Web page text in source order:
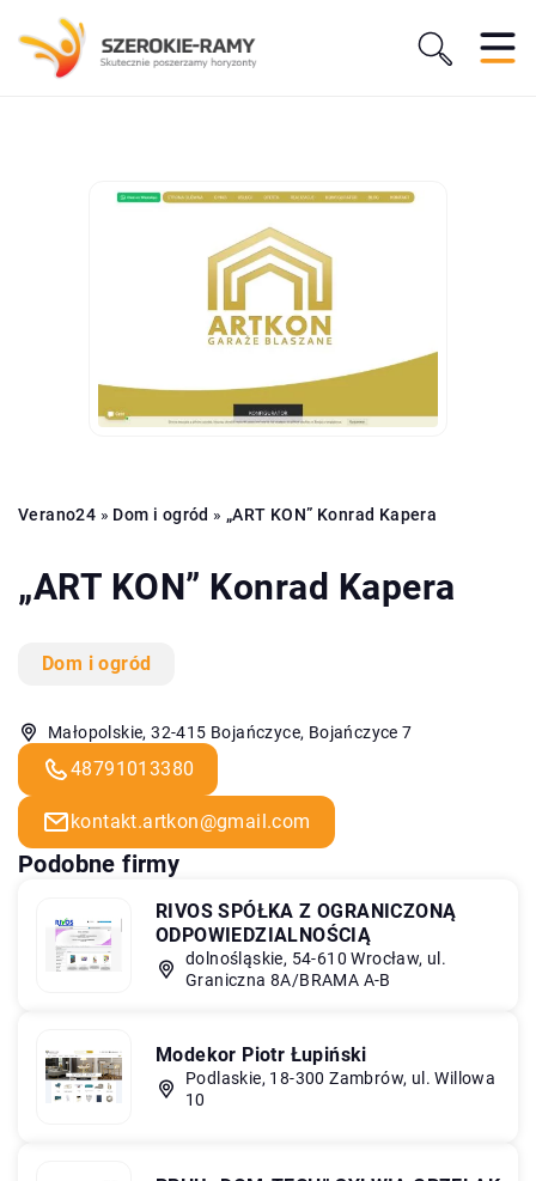
Verano24 » Dom i ogród » „ART KON” Konrad Kapera
„ART KON” Konrad Kapera
Dom i ogród
Małopolskie, 32-415 Bojańczyce, Bojańczyce 7
48791013380
kontakt.artkon@gmail.com
Podobne firmy
RIVOS SPÓŁKA Z OGRANICZONĄ
ODPOWIEDZIALNOŚCIĄ
dolnośląskie, 54-610 Wrocław, ul.
Graniczna 8A/BRAMA A-B
Modekor Piotr Łupiński
Podlaskie, 18-300 Zambrów, ul. Willowa
10